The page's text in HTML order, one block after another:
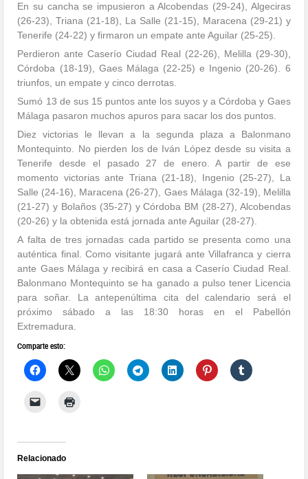
En su cancha se impusieron a Alcobendas (29-24), Algeciras
(26-23), Triana (21-18), La Salle (21-15), Maracena (29-21) y
Tenerife (24-22) y firmaron un empate ante Aguilar (25-25).
Perdieron ante Caserío Ciudad Real (22-26), Melilla (29-30),
Córdoba (18-19), Gaes Málaga (22-25) e Ingenio (20-26). 6
triunfos, un empate y cinco derrotas.
Sumó 13 de sus 15 puntos ante los suyos y a Córdoba y Gaes
Málaga pasaron muchos apuros para sacar los dos puntos.
Diez victorias le llevan a la segunda plaza a Balonmano
Montequinto. No pierden los de Iván López desde su visita a
Tenerife desde el pasado 27 de enero. A partir de ese
momento victorias ante Triana (21-18), Ingenio (25-27), La
Salle (24-16), Maracena (26-27), Gaes Málaga (32-19), Melilla
(21-27) y Bolaños (35-27) y Córdoba BM (28-27), Alcobendas
(20-26) y la obtenida está jornada ante Aguilar (28-27).
A falta de tres jornadas cada partido se presenta como una
auténtica final. Como visitante jugará ante Villafranca y cierra
ante Gaes Málaga y recibirá en casa a Caserío Ciudad Real.
Balonmano Montequinto se ha ganado a pulso tener Licencia
para soñar. La antepenúltima cita del calendario será el
próximo sábado a las 18:30 horas en el Pabellón
Extremadura.
Comparte esto:
Relacionado